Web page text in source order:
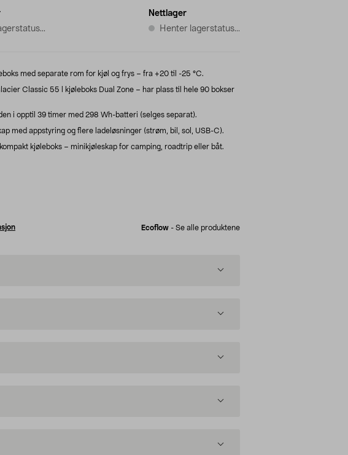
Nettlager
Henter lagerstatus...
med separate rom for kjøl og frys – fra +20 til -25 °C.
Classic 55 l kjøleboks Dual Zone – har plass til hele 90 bokser
i opptil 39 timer med 298 Wh-batteri (selges separat).
med appstyring og flere ladeløsninger (strøm, bil, sol, USB-C).
kjøleboks – minikjøleskap for camping, roadtrip eller båt.
Ecoflow - Se alle produktene